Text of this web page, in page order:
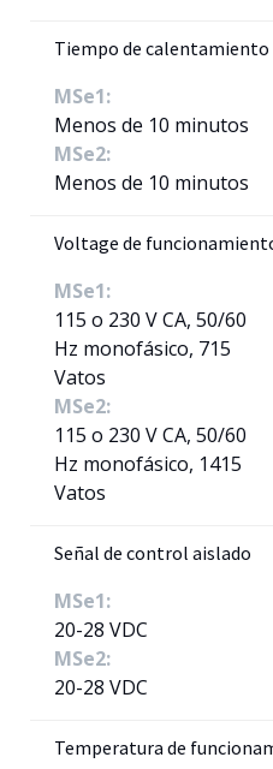
Tiempo de calentamiento
MSe1:
Menos de 10 minutos
MSe2:
Menos de 10 minutos
Voltage de
MSe1:
115 o 230 V CA, 50/60
Hz monofásico, 715
Vatos
MSe2:
115 o 230 V CA, 50/60
Hz monofásico, 1415
Vatos
Señal de control aislado
MSe1:
20-28 VDC
MSe2:
20-28 VDC
Temperatura de